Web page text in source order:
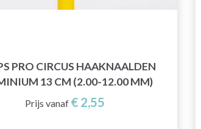
PRO CIRCUS HAAKNAALDEN
13 CM (2.00-12.00 MM)
Prijs vanaf € 2,55